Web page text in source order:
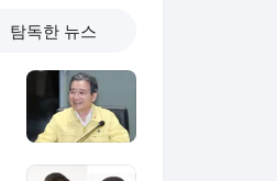
탐독한 뉴스